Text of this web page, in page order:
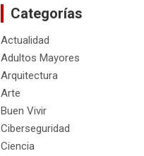
Categorías
Actualidad
Adultos Mayores
Arquitectura
Arte
Buen Vivir
Ciberseguridad
Ciencia